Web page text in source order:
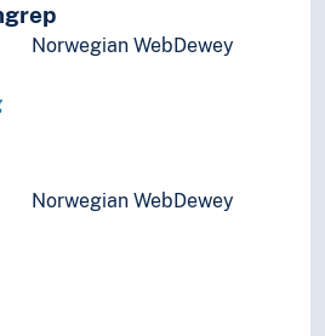
Norwegian WebDewey
Norwegian WebDewey